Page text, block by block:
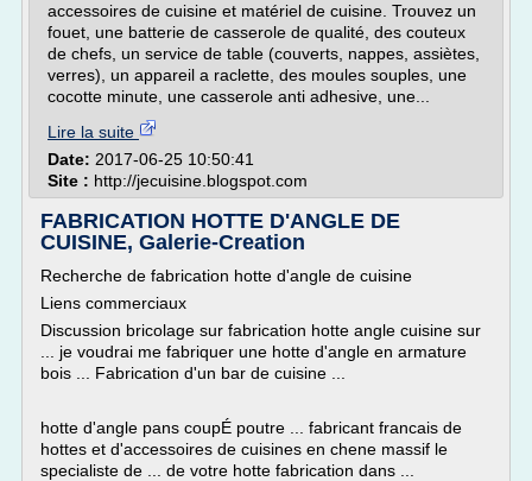
accessoires de cuisine et matériel de cuisine. Trouvez un
fouet, une batterie de casserole de qualité, des couteux
de chefs, un service de table (couverts, nappes, assiètes,
verres), un appareil a raclette, des moules souples, une
cocotte minute, une casserole anti adhesive, une...
Lire la suite
Date: 2017-06-25 10:50:41
Site : http://jecuisine.blogspot.com
FABRICATION HOTTE D'ANGLE DE
CUISINE, Galerie-Creation
Recherche de fabrication hotte d'angle de cuisine
Liens commerciaux
Discussion bricolage sur fabrication hotte angle cuisine sur
... je voudrai me fabriquer une hotte d'angle en armature
bois ... Fabrication d'un bar de cuisine ...
hotte d'angle pans coupÉ poutre ... fabricant francais de
hottes et d'accessoires de cuisines en chene massif le
specialiste de ... de votre hotte fabrication dans ...